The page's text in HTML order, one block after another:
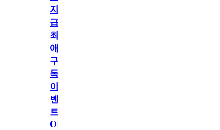
지
급!
최
애
구
독
이
벤
트
OPEN!